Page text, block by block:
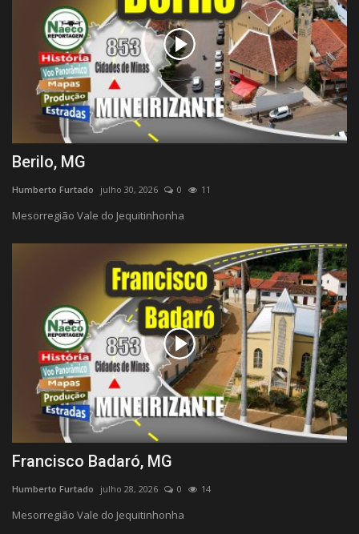
Berilo, MG
Humberto Furtado julho 30, 2026 0 11
Mesorregião Vale do Jequitinhonha
Francisco Badaró, MG
Humberto Furtado julho 28, 2026 0 14
Mesorregião Vale do Jequitinhonha